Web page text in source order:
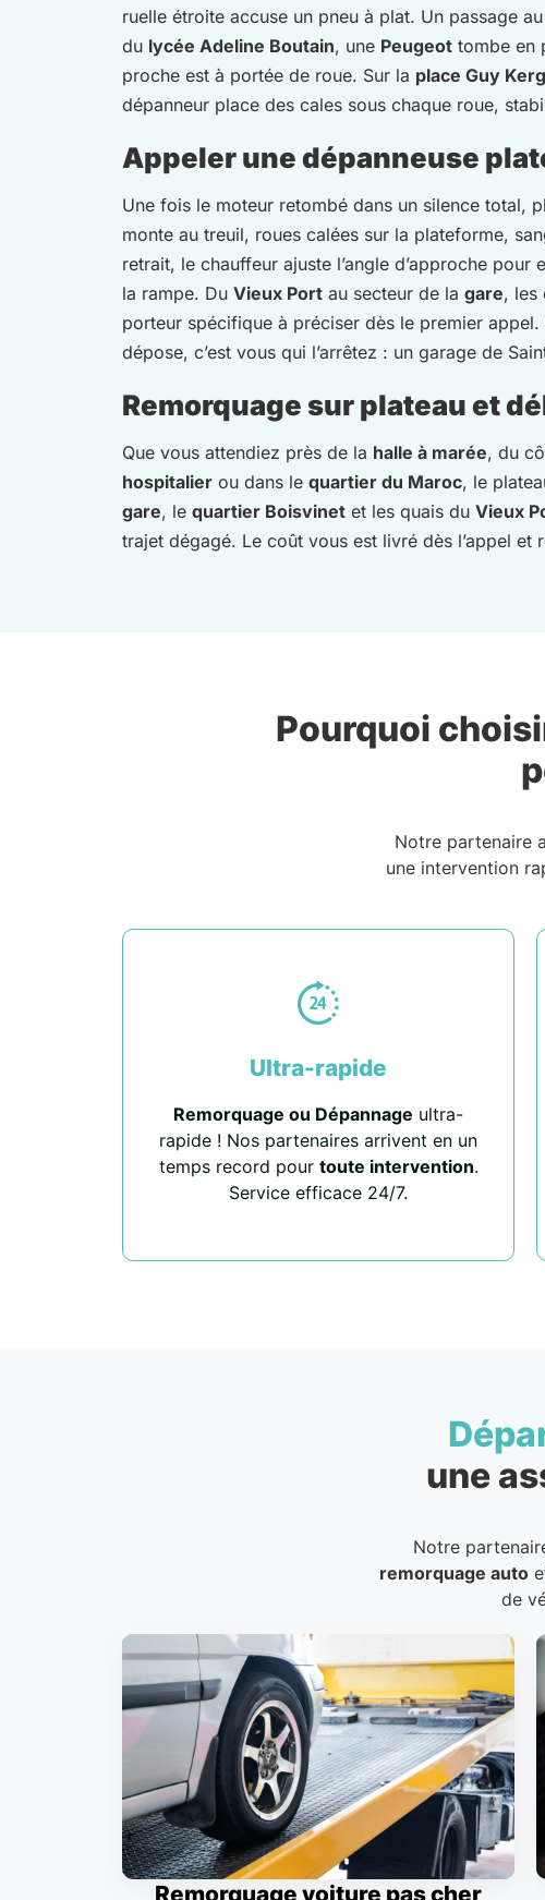
ruelle étroite accuse un pneu à plat. Un passage
du lycée Adeline Boutain, une Peugeot tombe en
proche est à portée de roue. Sur la place Guy
dépanneur place des cales sous chaque roue,
Appeler une dépanneuse
Une fois le moteur retombé dans un silence total,
monte au treuil, roues calées sur la plateforme,
retrait, le chauffeur ajuste l’angle d’approche pour
la rampe. Du Vieux Port au secteur de la gare, les
porteur spécifique à préciser dès le premier
dépose, c’est vous qui l’arrêtez : un garage de
Remorquage sur plateau et
Que vous attendiez près de la halle à marée, du
hospitalier ou dans le quartier du Maroc, le
gare, le quartier Boisvinet et les quais du Vieux
trajet dégagé. Le coût vous est livré dès l’appel
Pourquoi
Notre partenaire
une intervention
Ultra-rapide
Remorquage ou Dépannage ultra-
rapide ! Nos partenaires arrivent en un
temps record pour toute intervention.
Service efficace 24/7.
une
Notre
remorquage auto
de
Remorquage voiture pas cher